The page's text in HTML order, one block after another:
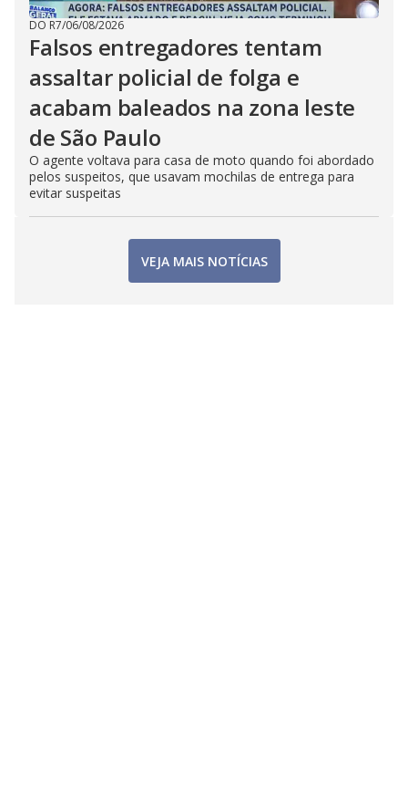
DO R7/06/08/2026
Falsos entregadores tentam
assaltar policial de folga e
acabam baleados na zona leste
de São Paulo
O agente voltava para casa de moto quando foi abordado
pelos suspeitos, que usavam mochilas de entrega para
evitar suspeitas
VEJA MAIS NOTÍCIAS